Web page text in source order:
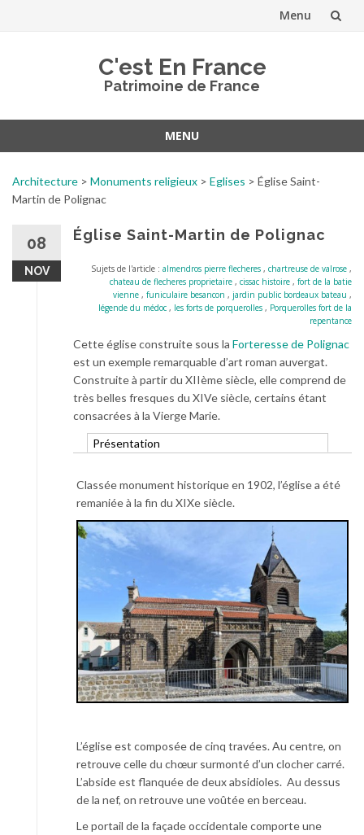
Menu
C'est En France
Patrimoine de France
MENU
contenu
Architecture > Monuments religieux > Eglises > Église Saint-
Martin de Polignac
08
NOV
Église Saint-Martin de Polignac
Sujets de l'article : almendros pierre flecheres , chartreuse de valrose ,
chateau de flecheres proprietaire , cissac histoire , fort de la batie
vienne , funiculaire besancon , jardin public bordeaux bateau ,
légende du médoc , les forts de porquerolles , Porquerolles fort de la
repentance
Cette église construite sous la Forteresse de Polignac
est un exemple remarquable d’art roman auvergat.
Construite à partir du XIIème siècle, elle comprend de
très belles fresques du XIVe siècle, certains étant
consacrées à la Vierge Marie.
Présentation
Classée monument historique en 1902, l’église a été
remaniée à la fin du XIXe siècle.
L’église est composée de cinq travées. Au centre, on
retrouve celle du chœur surmonté d’un clocher carré.
L’abside est flanquée de deux absidioles. Au dessus
de la nef, on retrouve une voûtée en berceau.
Le portail de la façade occidentale comporte une